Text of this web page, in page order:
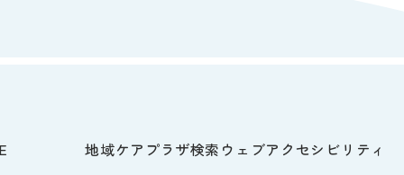
地域ケアプラザ検索 ウェブアクセシビリティ